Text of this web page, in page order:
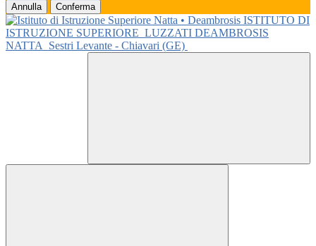
Annulla Conferma
ISTITUTO DI
ISTRUZIONE SUPERIORE LUZZATI DEAMBROSIS
NATTA
Sestri Levante - Chiavari (GE)